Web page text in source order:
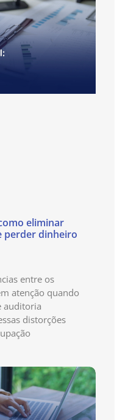
eliminar
perder dinheiro
entre os
atenção quando
auditoria
distorções